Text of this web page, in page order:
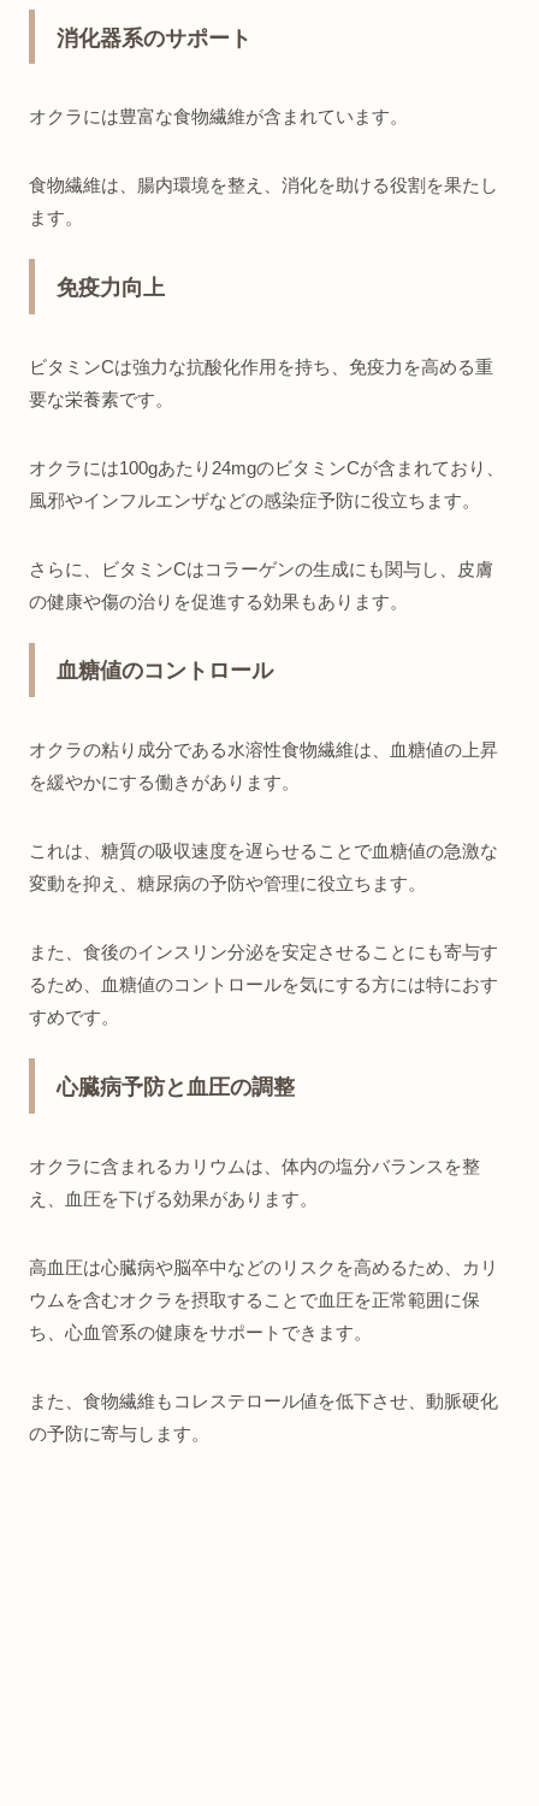
消化器系のサポート
オクラには豊富な食物繊維が含まれています。
食物繊維は、腸内環境を整え、消化を助ける役割を果たし
ます。
免疫力向上
ビタミンCは強力な抗酸化作用を持ち、免疫力を高める重
要な栄養素です。
オクラには100gあたり24mgのビタミンCが含まれており、
風邪やインフルエンザなどの感染症予防に役立ちます。
さらに、ビタミンCはコラーゲンの生成にも関与し、皮膚
の健康や傷の治りを促進する効果もあります。
血糖値のコントロール
オクラの粘り成分である水溶性食物繊維は、血糖値の上昇
を緩やかにする働きがあります。
これは、糖質の吸収速度を遅らせることで血糖値の急激な
変動を抑え、糖尿病の予防や管理に役立ちます。
また、食後のインスリン分泌を安定させることにも寄与す
るため、血糖値のコントロールを気にする方には特におす
すめです。
心臓病予防と血圧の調整
オクラに含まれるカリウムは、体内の塩分バランスを整
え、血圧を下げる効果があります。
高血圧は心臓病や脳卒中などのリスクを高めるため、カリ
ウムを含むオクラを摂取することで血圧を正常範囲に保
ち、心血管系の健康をサポートできます。
また、食物繊維もコレステロール値を低下させ、動脈硬化
の予防に寄与します。